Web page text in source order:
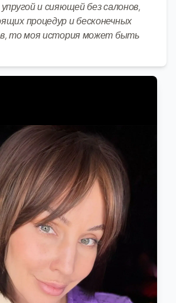
и сияющей без салонов,
процедур и бесконечных
то моя история может быть